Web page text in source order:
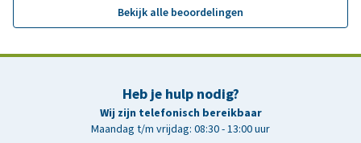
Bekijk alle beoordelingen
Heb je hulp nodig?
Wij zijn telefonisch bereikbaar
Maandag t/m vrijdag: 08:30 - 13:00 uur